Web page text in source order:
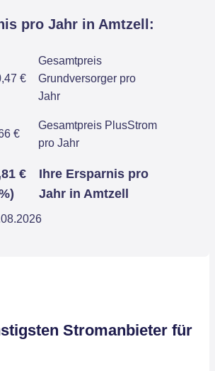
pro Jahr in Amtzell:
€
Gesamtpreis
Grundversorger pro
Jahr
€
Gesamtpreis PlusStrom
pro Jahr
€
Ihre Ersparnis pro
Jahr in Amtzell
Stromanbieter für